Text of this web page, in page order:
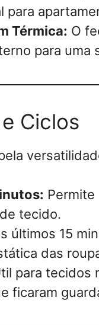
para
Térmica: O
para uma
Ciclos
tecido.
últimos 15
das
para tecidos
ficaram